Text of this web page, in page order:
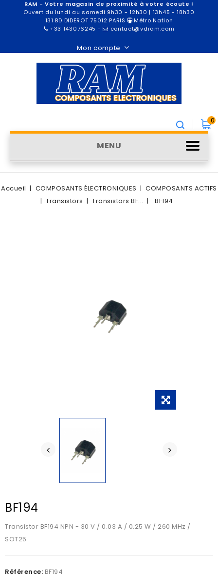
RAM - Votre magasin de proximité à votre écoute !
Ouvert du lundi au samedi 9h30 - 12h30 | 13h45 - 18h30
131 BD DIDEROT 75012 PARIS
Métro Nation
+33 143076245 - contact@vdram.com
Mon compte
0
MENU
Accueil COMPOSANTS ÉLECTRONIQUES
COMPOSANTS ACTIFS
Transistors
Transistors BF... BF194
BF194
Transistor BF194 NPN - 30 V / 0.03 A / 0.25 W / 260 MHz /
SOT25
Référence: BF194